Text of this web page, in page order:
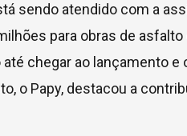
sendo atendido com a
para obras de
chegar ao lançamento e
o Papy, destacou a